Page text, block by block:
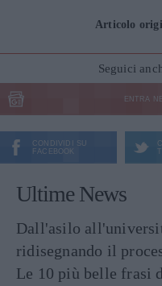
Articolo
Seguici
ENTRA
CONDIVIDI SU
FACEBOOK
Ultime News
Dall'asilo
ridisegnando il
Le 10 più belle frasi